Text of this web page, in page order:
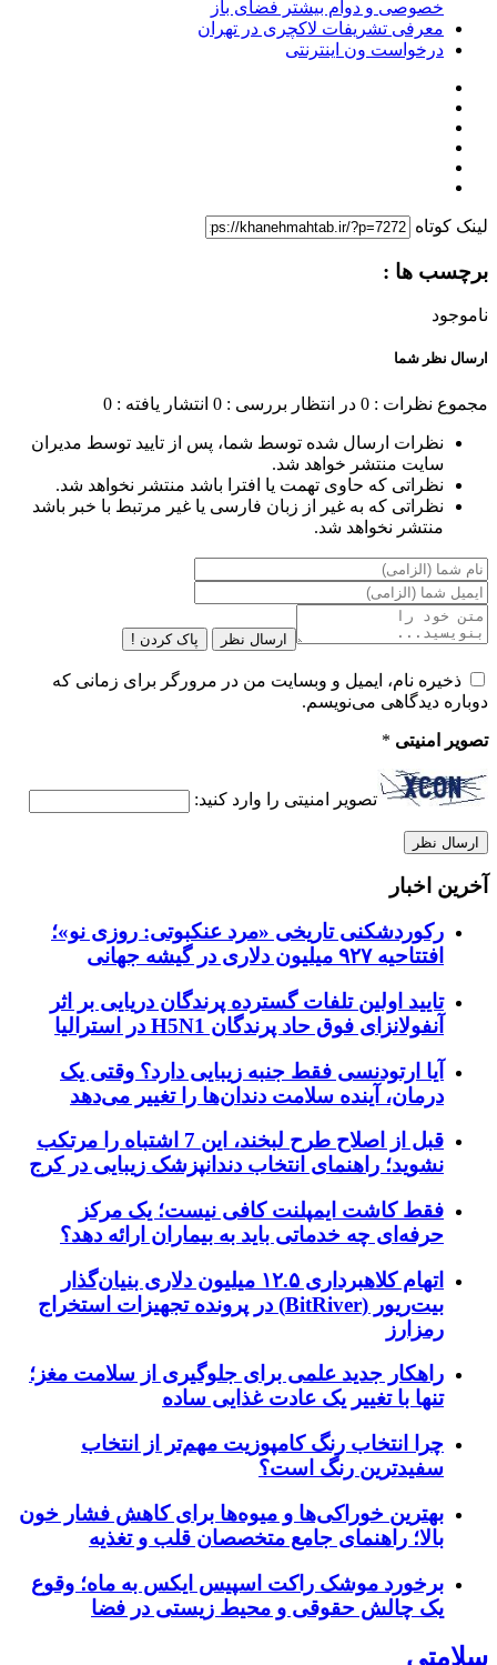
خصوصی و دوام بیشتر فضای باز
معرفی تشریفات لاکچری در تهران
درخواست ون اینترنتی
لینک کوتاه
برچسب ها :
ناموجود
ارسال نظر شما
مجموع نظرات : 0 در انتظار بررسی : 0 انتشار یافته : 0
نظرات ارسال شده توسط شما، پس از تایید توسط مدیران
سایت منتشر خواهد شد.
نظراتی که حاوی تهمت یا افترا باشد منتشر نخواهد شد.
نظراتی که به غیر از زبان فارسی یا غیر مرتبط با خبر باشد
منتشر نخواهد شد.
ارسال نظر پاک کردن !
ذخیره نام، ایمیل و وبسایت من در مرورگر برای زمانی که
دوباره دیدگاهی می‌نویسم.
تصویر امنیتی *
تصویر امنیتی را وارد کنید:
آخرین اخبار
رکوردشکنی تاریخی «مرد عنکبوتی: روزی نو»؛
افتتاحیه ۹۲۷ میلیون دلاری در گیشه جهانی
تایید اولین تلفات گسترده پرندگان دریایی بر اثر
آنفولانزای فوق حاد پرندگان H5N1 در استرالیا
آیا ارتودنسی فقط جنبه زیبایی دارد؟ وقتی یک
درمان، آینده سلامت دندان‌ها را تغییر می‌دهد
قبل از اصلاح طرح لبخند، این 7 اشتباه را مرتکب
نشوید؛ راهنمای انتخاب دندانپزشک زیبایی در کرج
فقط کاشت ایمپلنت کافی نیست؛ یک مرکز
حرفه‌ای چه خدماتی باید به بیماران ارائه دهد؟
اتهام کلاهبرداری ۱۲.۵ میلیون دلاری بنیان‌گذار
بیت‌ریور (BitRiver) در پرونده تجهیزات استخراج
رمزارز
راهکار جدید علمی برای جلوگیری از سلامت مغز؛
تنها با تغییر یک عادت غذایی ساده
چرا انتخاب رنگ کامپوزیت مهم‌تر از انتخاب
سفیدترین رنگ است؟
بهترین خوراکی‌ها و میوه‌ها برای کاهش فشار خون
بالا؛ راهنمای جامع متخصصان قلب و تغذیه
برخورد موشک راکت اسپیس ایکس به ماه؛ وقوع
یک چالش حقوقی و محیط زیستی در فضا
سلامتی